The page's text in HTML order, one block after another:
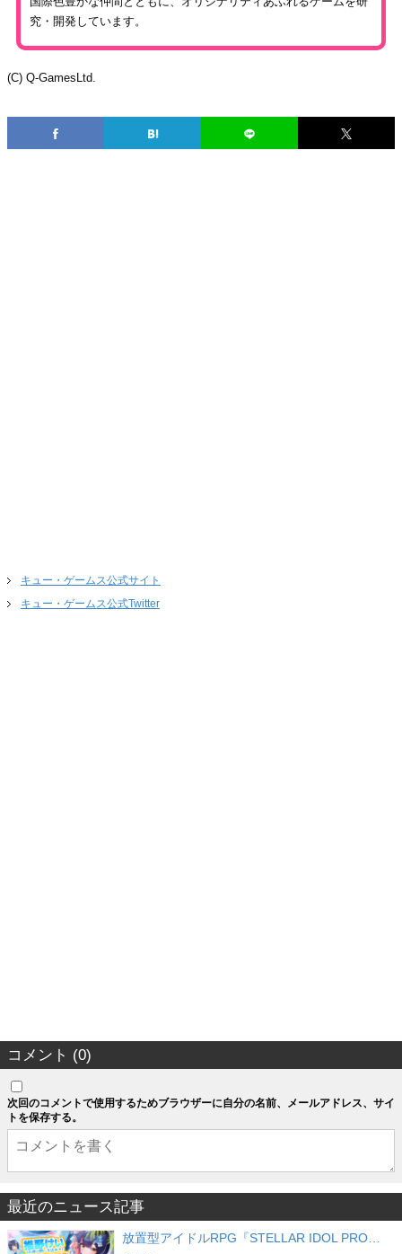
究・開発しています。
(C) Q-GamesLtd.
キュー・ゲームス公式サイト
キュー・ゲームス公式Twitter
コメント (0)
次回のコメントで使用するためブラウザーに自分の名前、メールアドレス、サイ
トを保存する。
最近のニュース記事
放置型アイドルRPG『STELLAR IDOL PRO…